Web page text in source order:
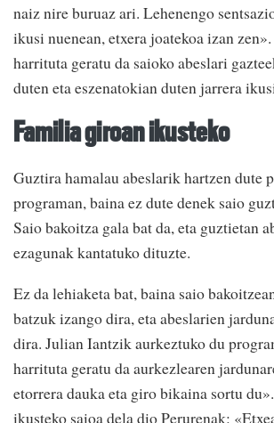
naiz nire buruaz ari. Lehenengo
ikusi nuenean, etxera joatekoa izan
harrituta geratu da saioko abeslari
duten eta eszenatokian duten jarrera
Familia giroan ikusteko
Guztira hamalau abeslarik hartzen dute
programan, baina ez dute denek saio
Saio bakoitza gala bat da, eta guztietan
ezagunak kantatuko dituzte.
Ez da lehiaketa bat, baina saio
batzuk izango dira, eta abeslarien
dira. Julian Iantzik aurkeztuko du
harrituta geratu da aurkezlearen
etorrera dauka eta giro bikaina sortu
ikusteko saioa dela dio Perurenak: